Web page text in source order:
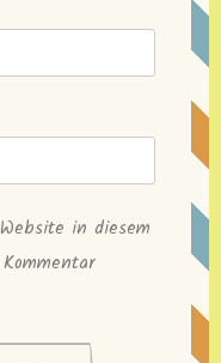
in diesem